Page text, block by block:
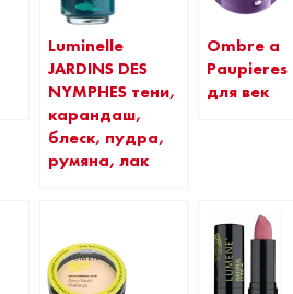
Luminelle
JARDINS DES
NYMPHES тени,
карандаш,
блеск, пудра,
румяна, лак
Ombre a
Paupieres
для век